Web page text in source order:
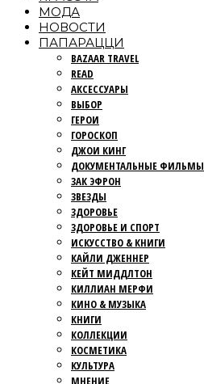
МОДА
НОВОСТИ
ПАПАРАЦЦИ
BAZAAR TRAVEL
READ
АКСЕССУАРЫ
ВЫБОР
ГЕРОИ
ГОРОСКОП
ДЖОИ КИНГ
ДОКУМЕНТАЛЬНЫЕ ФИЛЬМЫ
ЗАК ЭФРОН
ЗВЕЗДЫ
ЗДОРОВЬЕ
ЗДОРОВЬЕ И СПОРТ
ИСКУССТВО & КНИГИ
КАЙЛИ ДЖЕННЕР
КЕЙТ МИДДЛТОН
КИЛЛИАН МЕРФИ
КИНО & МУЗЫКА
КНИГИ
КОЛЛЕКЦИИ
КОСМЕТИКА
КУЛЬТУРА
МНЕНИЕ